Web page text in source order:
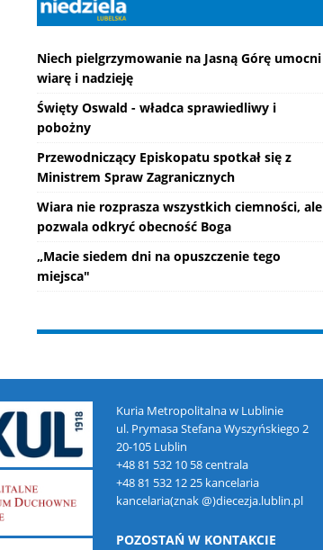
Niech pielgrzymowanie na Jasną Górę umocni
wiarę i nadzieję
Święty Oswald - władca sprawiedliwy i
pobożny
Przewodniczący Episkopatu spotkał się z
Ministrem Spraw Zagranicznych
Wiara nie rozprasza wszystkich ciemności, ale
pozwala odkryć obecność Boga
„Macie siedem dni na opuszczenie tego
miejsca"
Kuria Metropolitalna w Lublinie
ul. Prymasa Stefana Wyszyńskiego 2
20-105 Lublin
+48 81 532 10 58 centrala
+48 81 532 12 25 kancelaria
kancelaria(znak @)diecezja.lublin.pl
POZOSTAŃ W KONTAKCIE